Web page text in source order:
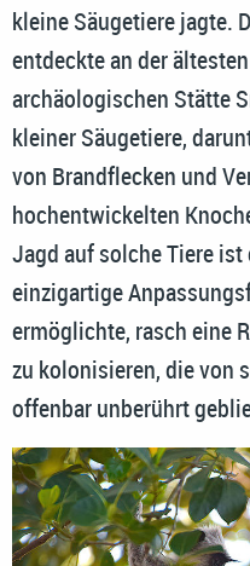
kleine Säugetiere jagte.
entdeckte an der
archäologischen Stätte
kleiner Säugetiere,
von Brandflecken und
hochentwickelten
Jagd auf solche Tiere
einzigartige
ermöglichte, rasch eine
zu kolonisieren, die von
offenbar unberührt